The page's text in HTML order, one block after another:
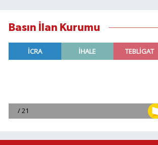
Basın İlan Kurumu